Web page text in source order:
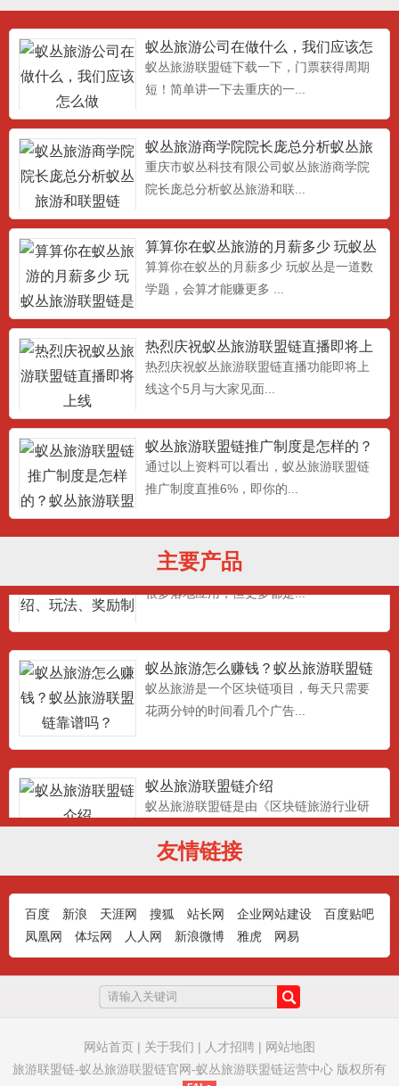
蚁丛旅游公司在做什么，我们应该怎
么做
蚁丛旅游联盟链下载一下，门票获得周期
短！简单讲一下去重庆的一...
蚁丛旅游商学院院长庞总分析蚁丛旅
游和联盟链
重庆市蚁丛科技有限公司蚁丛旅游商学院
院长庞总分析蚁丛旅游和联...
算算你在蚁丛旅游的月薪多少 玩蚁丛
旅游联盟链是一道数学题，
算算你在蚁丛的月薪多少 玩蚁丛是一道数
学题，会算才能赚更多 ...
热烈庆祝蚁丛旅游联盟链直播即将上
线
热烈庆祝蚁丛旅游联盟链直播功能即将上
线这个5月与大家见面...
蚁丛旅游联盟链推广制度是怎样的？​
蚁丛旅游联盟链推广奖励说
通过以上资料可以看出，蚁丛旅游联盟链
推广制度直推6%，即你的...
主要产品
蚁丛APP蚁聊蚁丛直播蚁丛联盟链安
卓下载地址
最新蚁丛旅游旅游联盟链下载地址：,蚁丛
旅游APP蚁丛直播蚁丛...
法、奖励制度！！！
蚁丛旅游与其他行业的差异化，现在也有
很多落地应用，但更多都是...
蚁丛旅游怎么赚钱？蚁丛旅游联盟链
靠谱吗？
蚁丛旅游是一个区块链项目，每天只需要
花两分钟的时间看几个广告...
蚁丛旅游联盟链介绍
蚁丛旅游联盟链是由《区块链旅游行业研
蚁丛旅游门票积分用途介绍
蚁丛旅游门票积分的用途:兑换飞机票，高
铁票，火车票，充话费，...
蚁从旅游新人注册操作步骤任务流程
步骤任务流程，首先扫上面...
友情链接
百度 新浪 天涯网 搜狐 站长网 企业网站建设
百度贴吧
凤凰网
体坛网 人人网 新浪微博 雅虎 网易
网站首页 | 关于我们 | 人才招聘 | 网站地图
旅游联盟链-蚁丛旅游联盟链官网-蚁丛旅游联盟链运营中心 版权所有